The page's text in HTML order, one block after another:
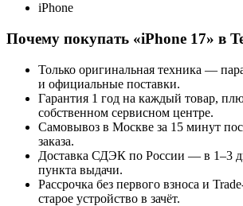
iPhone
Почему покупать «iPhone 17» в
Только оригинальная техника —
и официальные поставки.
Гарантия 1 год на каждый товар,
собственном сервисном центре.
Самовывоз в Москве за 15 минут
заказа.
Доставка СДЭК по России — в 1–3
пункта выдачи.
Рассрочка без первого взноса и
старое устройство в зачёт.